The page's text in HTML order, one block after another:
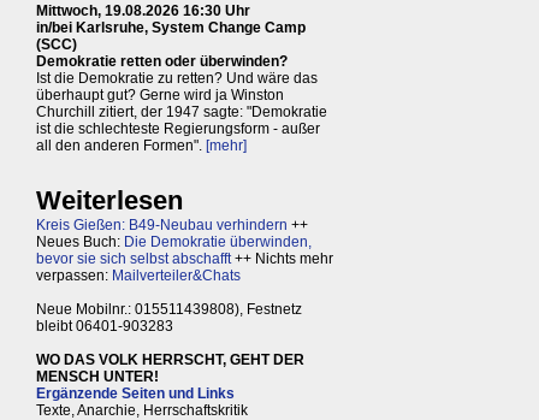
Mittwoch, 19.08.2026 16:30 Uhr
in/bei Karlsruhe, System Change Camp
(SCC)
Demokratie retten oder überwinden?
Ist die Demokratie zu retten? Und wäre das
überhaupt gut? Gerne wird ja Winston
Churchill zitiert, der 1947 sagte: "Demokratie
ist die schlechteste Regierungsform - außer
all den anderen Formen". [mehr]
Weiterlesen
Kreis Gießen: B49-Neubau verhindern ++
Neues Buch: Die Demokratie überwinden,
bevor sie sich selbst abschafft++ Nichts mehr
verpassen: Mailverteiler&Chats
Neue Mobilnr.: 015511439808), Festnetz
bleibt 06401-903283
WO DAS VOLK HERRSCHT, GEHT DER
MENSCH UNTER!
Ergänzende Seiten und Links
Texte, Anarchie, Herrschaftskritik